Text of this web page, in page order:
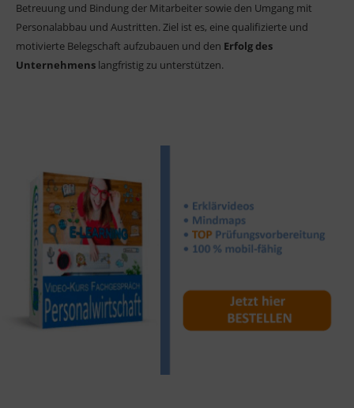
Betreuung und Bindung der Mitarbeiter sowie den Umgang mit
Personalabbau und Austritten. Ziel ist es, eine qualifizierte und
motivierte Belegschaft aufzubauen und den Erfolg des
Unternehmens langfristig zu unterstützen.